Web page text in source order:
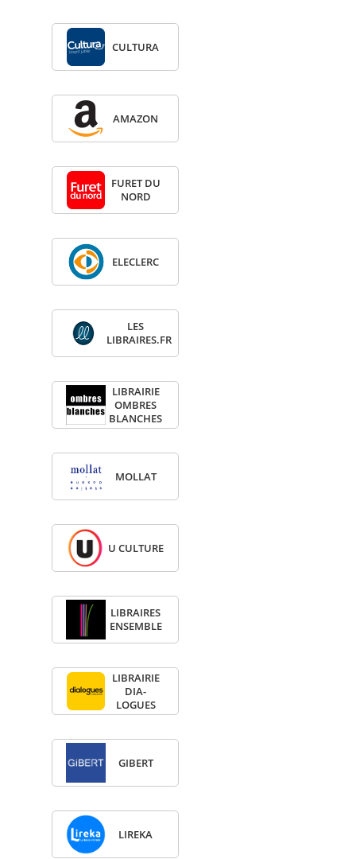
CULTURA
AMA­ZON
FURET DU
NORD
ELE­CLERC
LES
LIBRAIRES.FR
LIBRAI­RIE
OMBRES
BLANCHES
MOL­LAT
U CULTURE
LIBRAIRES
ENSEMBLE
LIBRAI­RIE
DIA­
LOGUES
GIBERT
LIREKA